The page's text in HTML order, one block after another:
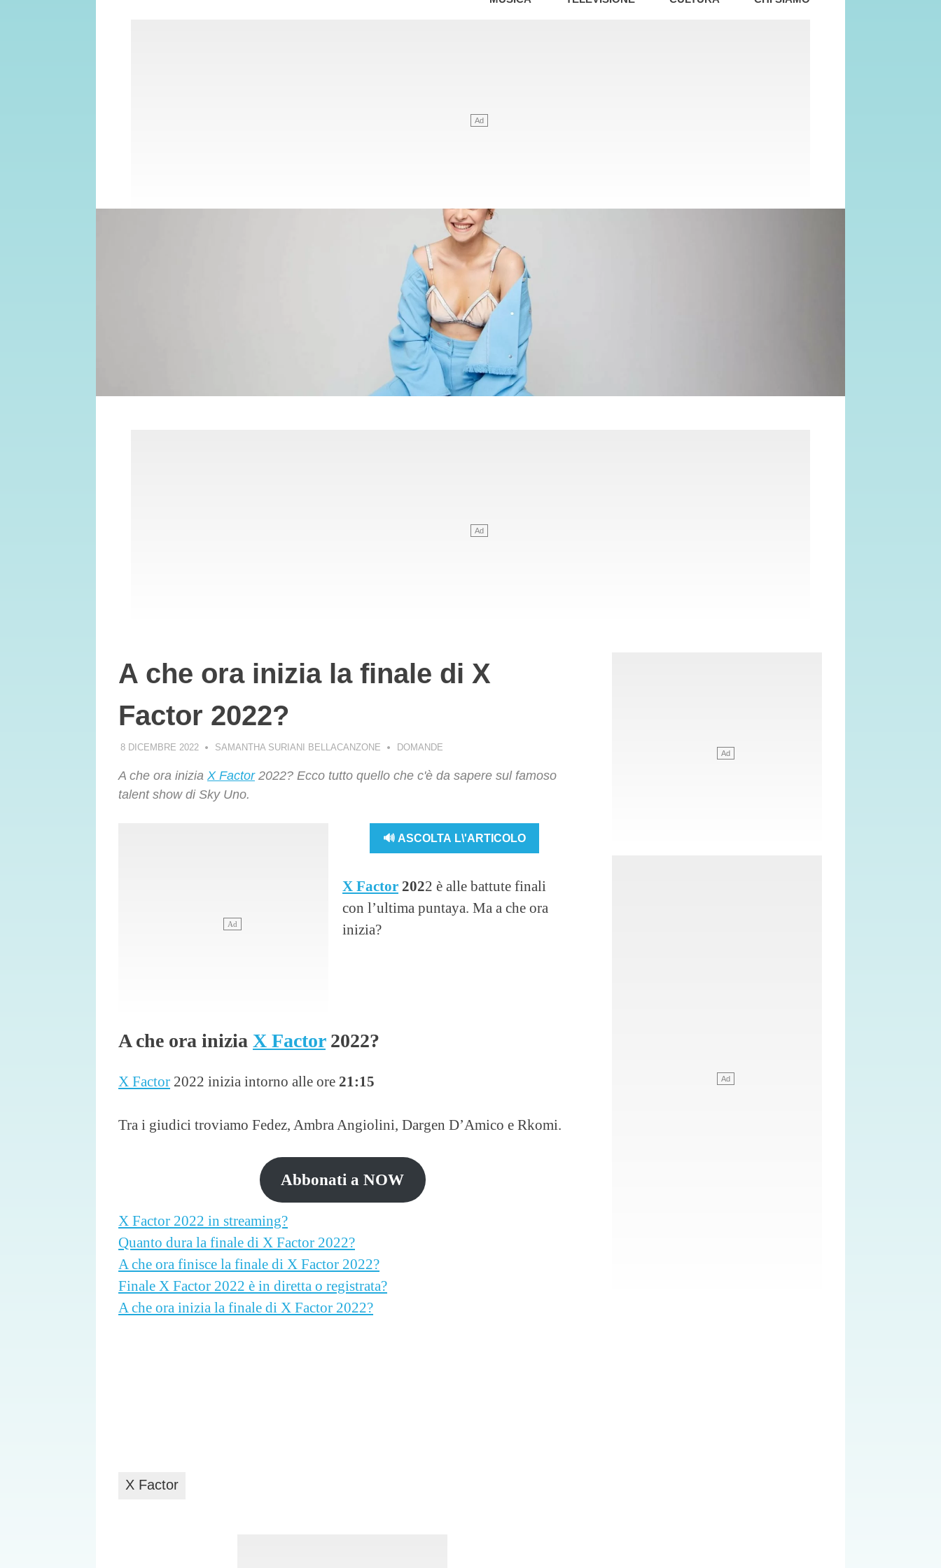
A che ora inizia la finale di X
Factor 2022?
8 DICEMBRE 2022 SAMANTHA SURIANI BELLACANZONE DOMANDE
A che ora inizia X Factor2022? Ecco tutto quello che c'è da sapere sul famoso
talent show di Sky Uno.
🔊 ASCOLTA L\'ARTICOLO
X Factor 2022 è alle battute finali
con l’ultima puntaya. Ma a che ora
inizia?
A che ora inizia X Factor2022?
X Factor 2022 inizia intorno alle ore 21:15
Tra i giudici troviamo Fedez, Ambra Angiolini, Dargen D’Amico e Rkomi.
Abbonati a NOW
X Factor 2022 in streaming?
Quanto dura la finale di X Factor 2022?
A che ora finisce la finale di X Factor 2022?
Finale X Factor 2022 è in diretta o registrata?
A che ora inizia la finale di X Factor 2022?
X Factor